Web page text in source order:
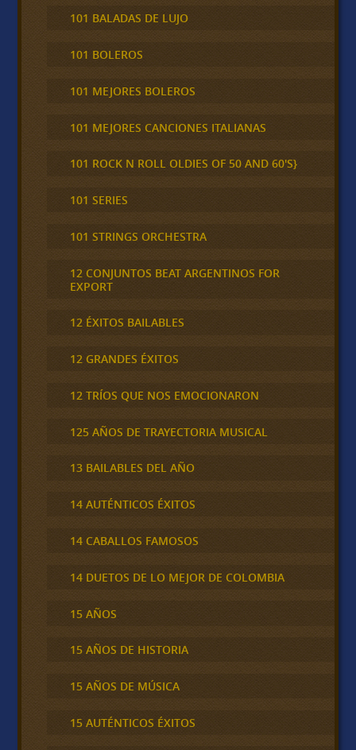
101 BALADAS DE LUJO
101 BOLEROS
101 MEJORES BOLEROS
101 MEJORES CANCIONES ITALIANAS
101 ROCK N ROLL OLDIES OF 50 AND 60'S}
101 SERIES
101 STRINGS ORCHESTRA
12 CONJUNTOS BEAT ARGENTINOS FOR
EXPORT
12 ÉXITOS BAILABLES
12 GRANDES ÉXITOS
12 TRÍOS QUE NOS EMOCIONARON
125 AÑOS DE TRAYECTORIA MUSICAL
13 BAILABLES DEL AÑO
14 AUTÉNTICOS ÉXITOS
14 CABALLOS FAMOSOS
14 DUETOS DE LO MEJOR DE COLOMBIA
15 AÑOS
15 AÑOS DE HISTORIA
15 AÑOS DE MÚSICA
15 AUTÉNTICOS ÉXITOS